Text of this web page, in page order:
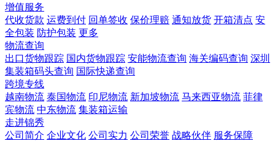
增值服务
代收货款 运费到付 回单签收 保价理赔 通知放货 开箱清点 安
全包装 防护包装 更多
物流查询
出口货物跟踪 国内货物跟踪 安能物流查询 海关编码查询 深圳
集装箱码头查询 国际快递查询
跨境专线
越南物流 泰国物流 印尼物流 新加坡物流 马来西亚物流 菲律
宾物流 中东物流 集装箱运输
走进锦秀
公司简介 企业文化 公司实力 公司荣誉 战略伙伴 服务保障